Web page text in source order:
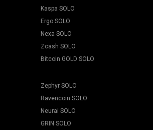
Kaspa SOLO
Ergo SOLO
Nexa SOLO
Zcash SOLO
Bitcoin GOLD SOLO
Zephyr SOLO
Ravencoin SOLO
Neurai SOLO
GRIN SOLO